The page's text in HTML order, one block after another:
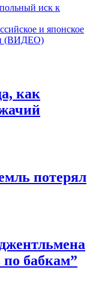
иск к
и японское
(ВИДЕО)
как
потерял
по бабкам”